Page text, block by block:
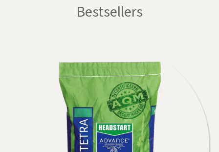
Bestsellers